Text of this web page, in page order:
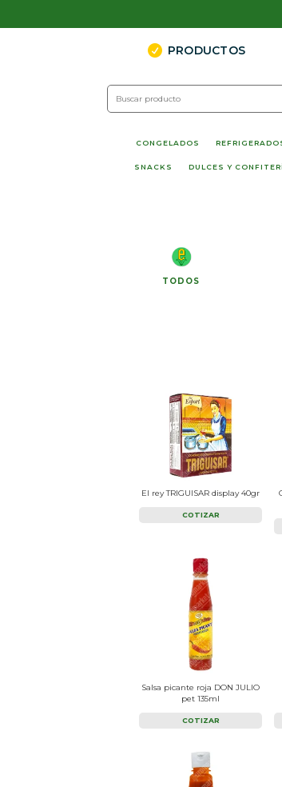
 PRODUCTOS
CONGELADOS
SNACKS DULCES Y
TODOS
El rey TRIGUISAR display 40gr
COTIZAR
Salsa picante roja DON JULIO
pet 135ml
COTIZAR